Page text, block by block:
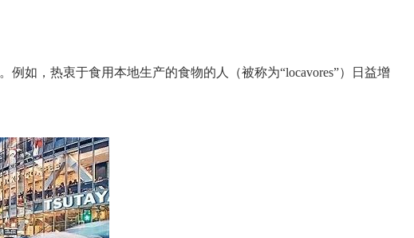
。例如，热衷于食用本地生产的食物的人（被称为“locavores”）日益增